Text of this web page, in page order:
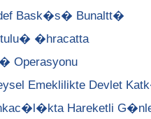
Bask�s� Bunaltt�
�hracatta
Operasyonu
Emeklilikte Devlet
Hareketli